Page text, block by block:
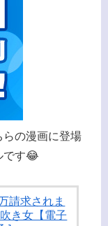
の漫画に登場
です😂
請求されま
き女【電子